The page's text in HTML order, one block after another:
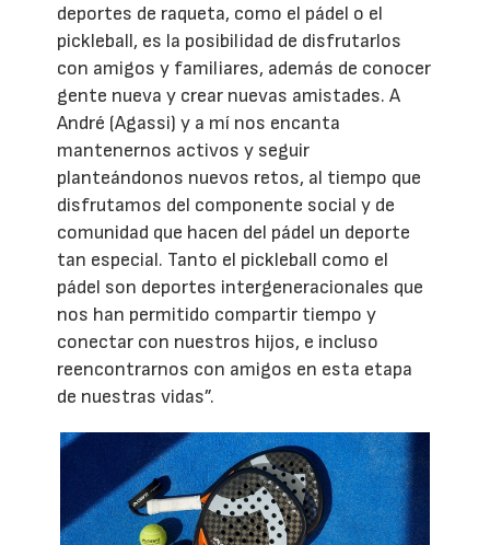
deportes de raqueta, como el pádel o el
pickleball, es la posibilidad de disfrutarlos
con amigos y familiares, además de conocer
gente nueva y crear nuevas amistades. A
André (Agassi) y a mí nos encanta
mantenernos activos y seguir
planteándonos nuevos retos, al tiempo que
disfrutamos del componente social y de
comunidad que hacen del pádel un deporte
tan especial. Tanto el pickleball como el
pádel son deportes intergeneracionales que
nos han permitido compartir tiempo y
conectar con nuestros hijos, e incluso
reencontrarnos con amigos en esta etapa
de nuestras vidas”.